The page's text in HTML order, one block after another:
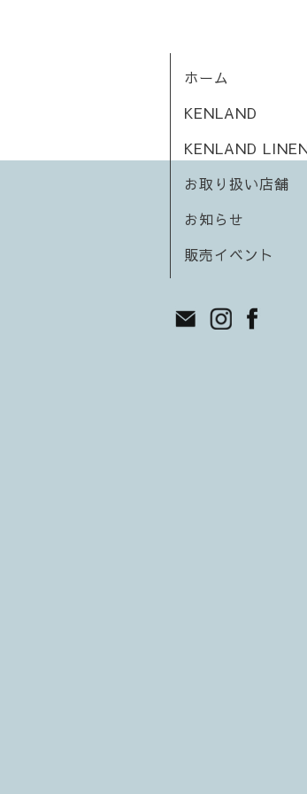
ホーム
KENLAND
KENLAND
お取り扱い店舗
お知らせ
販売イベント